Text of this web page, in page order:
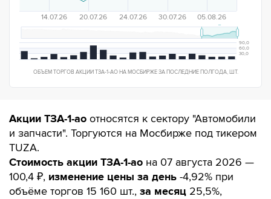
30,0
60,0
90,0
14.07.26 20.07.26 24.07.26 30.07.26 05.08.26
ОБЪЕМ ТОРГОВ АКЦИИ ТЗА-1-АО НА МОСБИРЖЕ ЗА ПОСЛЕДНИЕ ПОЛГОДА, ШТ.
Акции ТЗА-1-ао относятся к сектору "Автомобили
и запчасти". Торгуются на Мосбирже под тикером
TUZA.
Стоимость акции ТЗА-1-ао на 07 августа 2026 —
100,4 ₽, изменение цены за день -4,92% при
объёме торгов 15 160 шт., за месяц 25,5%,